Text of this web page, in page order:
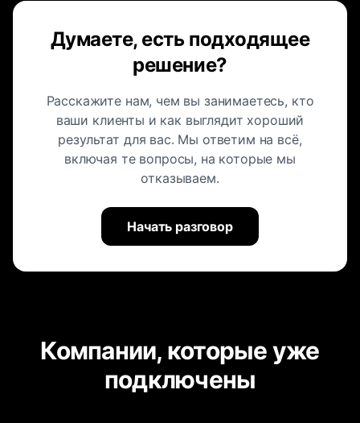
Думаете, есть подходящее
решение?
Расскажите нам, чем вы занимаетесь, кто
ваши клиенты и как выглядит хороший
результат для вас. Мы ответим на всё,
включая те вопросы, на которые мы
отказываем.
Начать разговор
Компании, которые уже
подключены